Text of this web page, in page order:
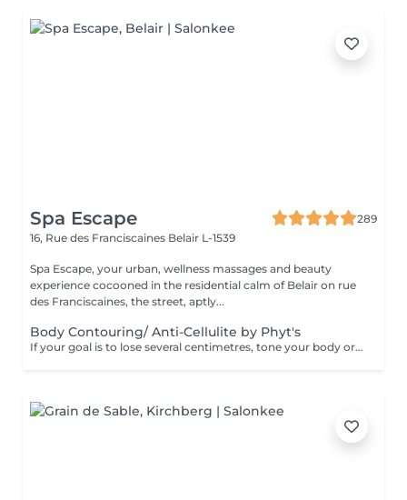
Spa Escape
289
16, Rue des Franciscaines Belair L-1539
Spa Escape, your urban, wellness massages and beauty
experience cocooned in the residential calm of Belair on rue
des Franciscaines, the street, aptly...
Body Contouring/ Anti-Cellulite by Phyt's
If your goal is to lose several centimetres, tone your body or reduce cellulite, this treatment developed by Phyt's laboratories is for you. Together with adapting some lifestyle habits, and adopting others, you will obtain the results you're looking for. This treatment starts with a stimulating foot refresher and pressure point massage.